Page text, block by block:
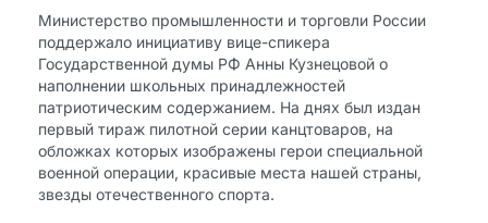
Министерство промышленности и торговли России
поддержало инициативу вице-спикера
Государственной думы РФ Анны Кузнецовой о
наполнении школьных принадлежностей
патриотическим содержанием. На днях был издан
первый тираж пилотной серии канцтоваров, на
обложках которых изображены герои специальной
военной операции, красивые места нашей страны,
звезды отечественного спорта.